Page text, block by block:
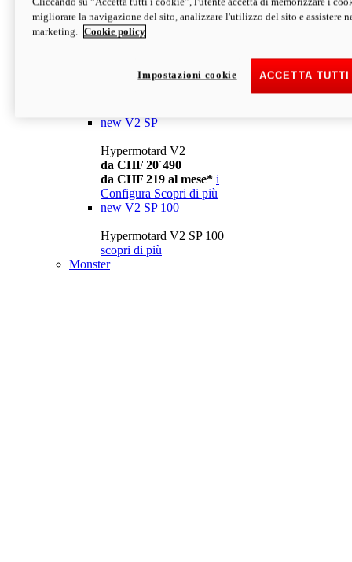
da CHF 13´990
Configura Scopri di più
newV2
da CHF 15´990
new V2 SP
Hypermotard V2
da CHF 20´490
da CHF 219 al mese* i
Configura Scopri di più
new V2 SP 100
Hypermotard V2 SP 100
scopri di più
Monster
migliorare la navigazione del sito, analizzare l'utilizzo del sito e assistere
marketing.
Cookie policy
ACCETTA
Impostazioni cookie